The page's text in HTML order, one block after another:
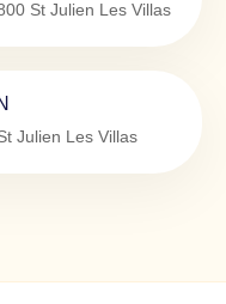
St Julien Les Villas
Julien Les Villas